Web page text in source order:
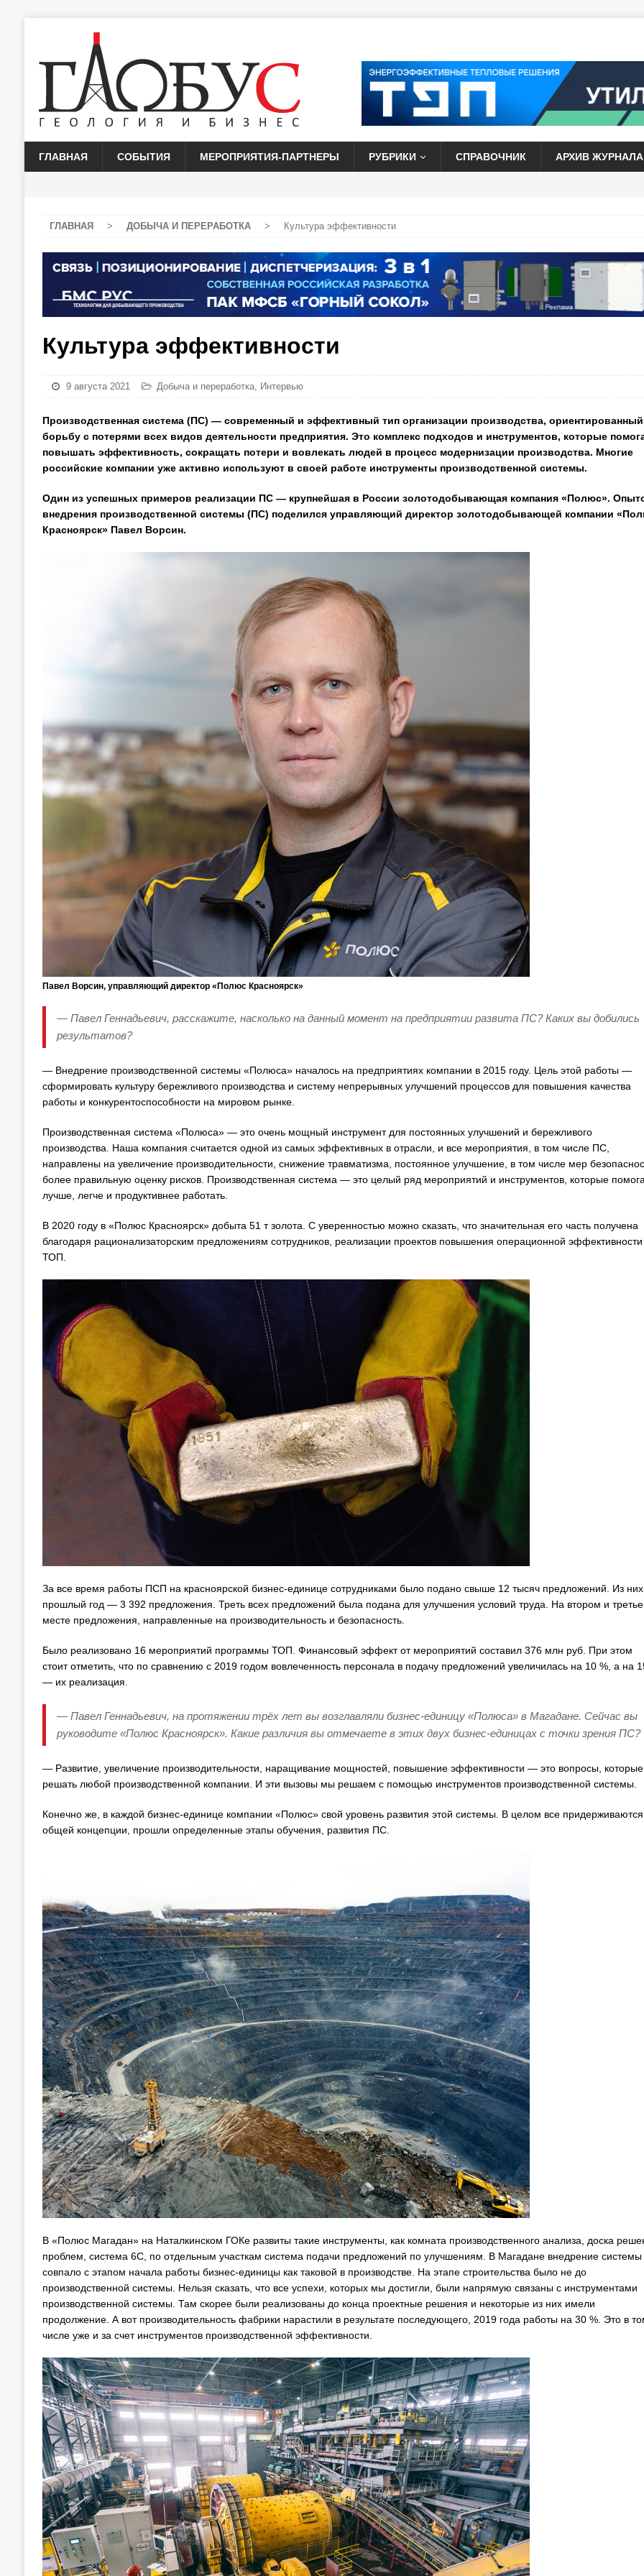
ГЛАВНАЯ СОБЫТИЯ МЕРОПРИЯТИЯ-ПАРТНЕРЫ РУБРИКИ СПРАВОЧНИК АРХИВ ЖУРНАЛА
ГЛАВНАЯ > ДОБЫЧА И ПЕРЕРАБОТКА > Культура эффективности
Культура эффективности
9 августа 2021 Добыча и переработка, Интервью
Производственная система (ПС) — современный и эффективный тип организации производства, ориентированный
борьбу с потерями всех видов деятельности предприятия. Это комплекс подходов и инструментов, которые
повышать эффективность, сокращать потери и вовлекать людей в процесс модернизации производства. Многие
российские компании уже активно используют в своей работе инструменты производственной системы.
Один из успешных примеров реализации ПС — крупнейшая в России золотодобывающая компания «Полюс».
внедрения производственной системы (ПС) поделился управляющий директор золотодобывающей компании
Красноярск» Павел Ворсин.
Павел Ворсин, управляющий директор «Полюс Красноярск»
— Павел Геннадьевич, расскажите, насколько на данный момент на предприятии развита ПС? Каких вы добились
результатов?
— Внедрение производственной системы «Полюса» началось на предприятиях компании в 2015 году. Цель этой работы —
сформировать культуру бережливого производства и систему непрерывных улучшений процессов для повышения качества
работы и конкурентоспособности на мировом рынке.
Производственная система «Полюса» — это очень мощный инструмент для постоянных улучшений и бережливого
производства. Наша компания считается одной из самых эффективных в отрасли, и все мероприятия, в том числе ПС,
направлены на увеличение производительности, снижение травматизма, постоянное улучшение, в том числе мер
более правильную оценку рисков. Производственная система — это целый ряд мероприятий и инструментов, которые
лучше, легче и продуктивнее работать.
В 2020 году в «Полюс Красноярск» добыта 51 т золота. С уверенностью можно сказать, что значительная его часть получена
благодаря рационализаторским предложениям сотрудников, реализации проектов повышения операционной
ТОП.
За все время работы ПСП на красноярской бизнес-единице сотрудниками было подано свыше 12 тысяч предложений. Из них
прошлый год — 3 392 предложения. Треть всех предложений была подана для улучшения условий труда. На втором и
месте предложения, направленные на производительность и безопасность.
Было реализовано 16 мероприятий программы ТОП. Финансовый эффект от мероприятий составил 376 млн руб. При этом
стоит отметить, что по сравнению с 2019 годом вовлеченность персонала в подачу предложений увеличилась на 10 %, а на
— их реализация.
— Павел Геннадьевич, на протяжении трёх лет вы возглавляли бизнес-единицу «Полюса» в Магадане. Сейчас вы
руководите «Полюс Красноярск». Какие различия вы отмечаете в этих двух бизнес-единицах с точки зрения ПС?
— Развитие, увеличение производительности, наращивание мощностей, повышение эффективности — это вопросы, которые
решать любой производственной компании. И эти вызовы мы решаем с помощью инструментов производственной системы.
Конечно же, в каждой бизнес-единице компании «Полюс» свой уровень развития этой системы. В целом все придерживаются
общей концепции, прошли определенные этапы обучения, развития ПС.
В «Полюс Магадан» на Наталкинском ГОКе развиты такие инструменты, как комната производственного анализа, доска
проблем, система 6С, по отдельным участкам система подачи предложений по улучшениям. В Магадане внедрение системы
совпало с этапом начала работы бизнес-единицы как таковой в производстве. На этапе строительства было не до
производственной системы. Нельзя сказать, что все успехи, которых мы достигли, были напрямую связаны с инструментами
производственной системы. Там скорее были реализованы до конца проектные решения и некоторые из них имели
продолжение. А вот производительность фабрики нарастили в результате последующего, 2019 года работы на 30 %. Это в
числе уже и за счет инструментов производственной эффективности.